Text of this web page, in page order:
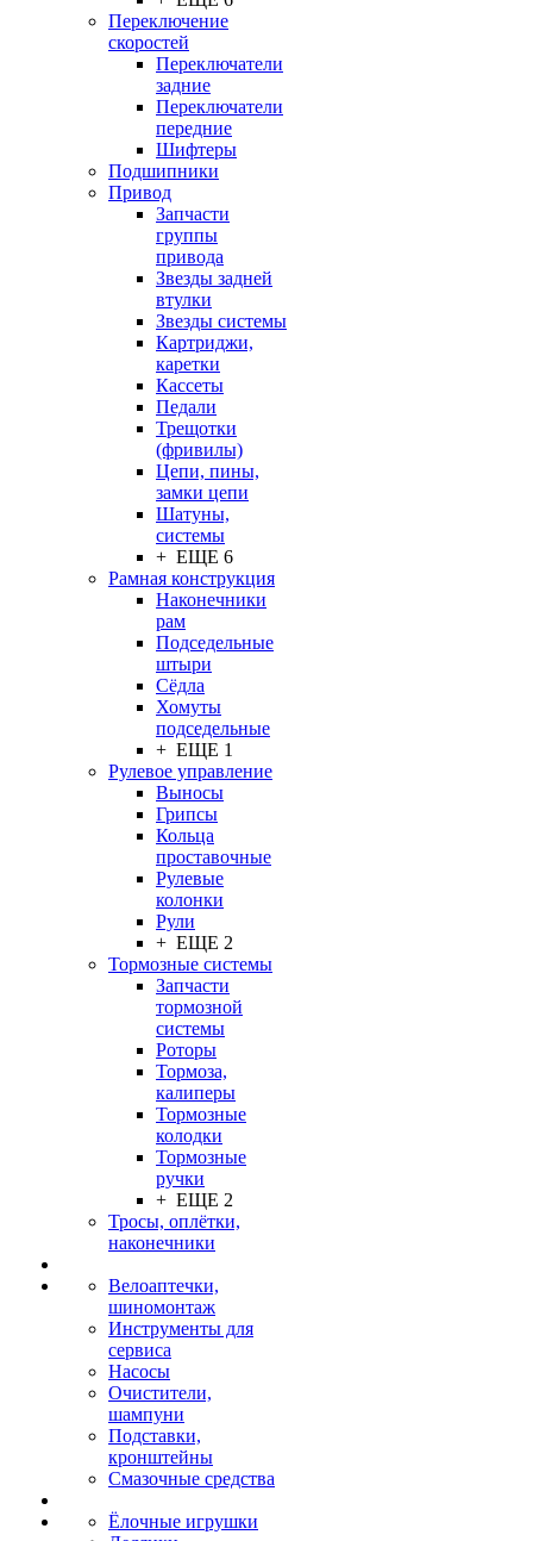
Переключение
скоростей
Переключатели
задние
Переключатели
передние
Шифтеры
Подшипники
Привод
Запчасти
группы
привода
Звезды задней
втулки
Звезды системы
Картриджи,
каретки
Кассеты
Педали
Трещотки
(фривилы)
Цепи, пины,
замки цепи
Шатуны,
системы
+ ЕЩЕ 6
Рамная конструкция
Наконечники
рам
Подседельные
штыри
Сёдла
Хомуты
подседельные
+ ЕЩЕ 1
Рулевое управление
Выносы
Грипсы
Кольца
проставочные
Рулевые
колонки
Рули
+ ЕЩЕ 2
Тормозные системы
Запчасти
тормозной
системы
Роторы
Тормоза,
калиперы
Тормозные
колодки
Тормозные
ручки
+ ЕЩЕ 2
Тросы, оплётки,
наконечники
Велоаптечки,
шиномонтаж
Инструменты для
сервиса
Насосы
Очистители,
шампуни
Подставки,
кронштейны
Смазочные средства
Ёлочные игрушки